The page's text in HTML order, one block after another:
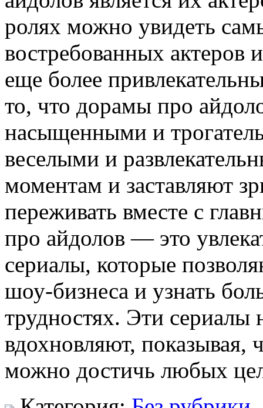
ролях можно увидеть
востребованных актеров
еще более
то, что дорамы про
насыщенными и
веселыми и
моментам и заставляют
переживать вместе с
про айдолов — это
сериалы, которые
шоу-бизнеса и узнать
трудностях. Эти сериалы
вдохновляют, показывая,
можно достичь любых